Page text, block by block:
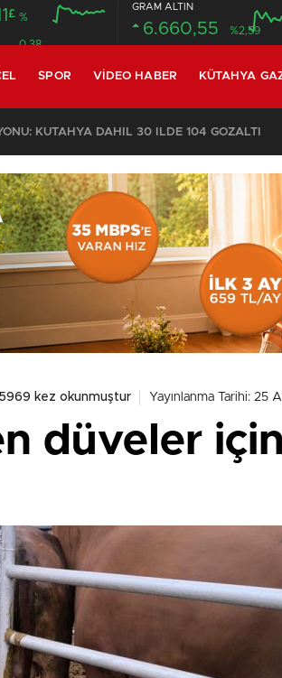
£ %
0.38
GRAM ALTIN
6.660,55 %2,59
SPOR VIDEO HABER KÜTAHYA
KÜTAHYA DAHİL 30 İLDE 104 GÖZALTI
5969 kez okunmuştur Yayınlanma Tarihi: 25
düveler için